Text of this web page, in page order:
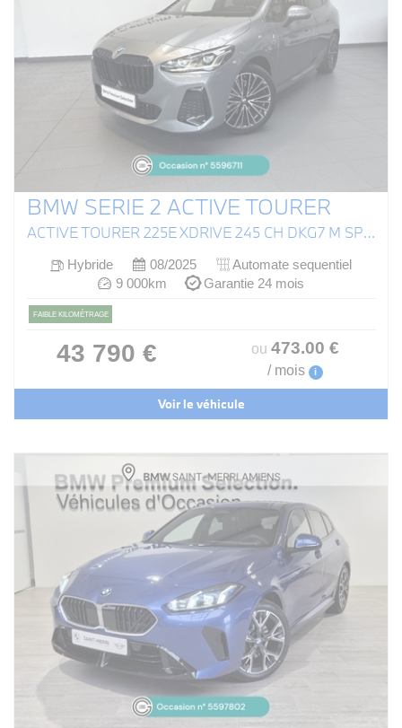
BMW SERIE 2 ACTIVE TOURER
ACTIVE TOURER 225E XDRIVE 245 CH DKG7 M SPORT
Hybride 08/2025
Automate sequentiel
9 000km
Garantie 24 mois
FAIBLE KILOMÉTRAGE
43 790 € ou 473.00 €
/ mois i
Voir le véhicule